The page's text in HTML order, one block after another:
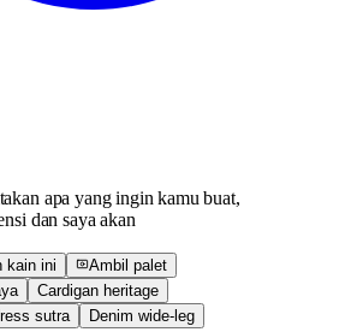
apa yang ingin kamu buat,
dan saya akan
kain ini
Ambil palet
Cardigan heritage
sutra
Denim wide-leg